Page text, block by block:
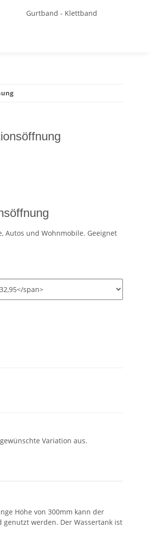
Gurtband - Klettband
Autos und Wohnmobile. Geeignet
Variation aus.
Höhe von 300mm kann der
werden. Der Wassertank ist